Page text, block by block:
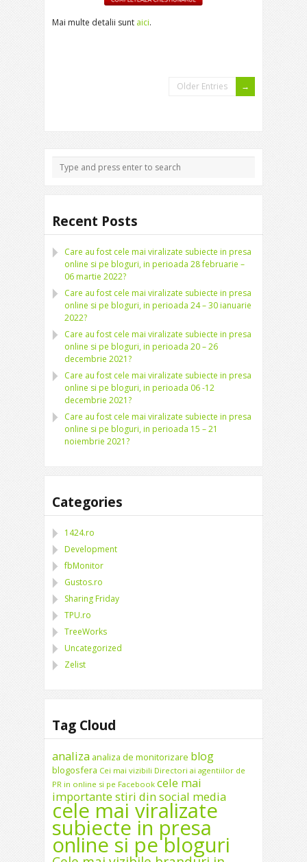
Mai multe detalii sunt aici.
Older Entries
Recent Posts
Care au fost cele mai viralizate subiecte in presa
online si pe bloguri, in perioada 28 februarie –
06 martie 2022?
Care au fost cele mai viralizate subiecte in presa
online si pe bloguri, in perioada 24 – 30 ianuarie
2022?
Care au fost cele mai viralizate subiecte in presa
online si pe bloguri, in perioada 20 – 26
decembrie 2021?
Care au fost cele mai viralizate subiecte in presa
online si pe bloguri, in perioada 06 -12
decembrie 2021?
Care au fost cele mai viralizate subiecte in presa
online si pe bloguri, in perioada 15 – 21
noiembrie 2021?
Categories
1424.ro
Development
fbMonitor
Gustos.ro
Sharing Friday
TPU.ro
TreeWorks
Uncategorized
Zelist
Tag Cloud
analiza analiza de monitorizare blog
blogosfera Cei mai vizibili Directori ai agentiilor de
PR in online si pe Facebook cele mai
importante stiri din social media
cele mai viralizate
subiecte in presa
online si pe bloguri